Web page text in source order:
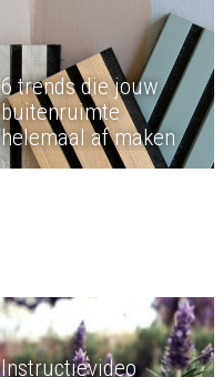
6 trends die jouw
buitenruimte
helemaal af maken
Instructievideo